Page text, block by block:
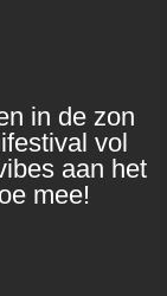
in de zon
vol
aan het
mee!